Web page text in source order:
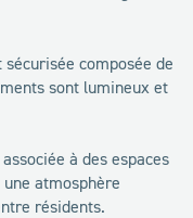
composée de
sont lumineux et
à des espaces
atmosphère
résidents.